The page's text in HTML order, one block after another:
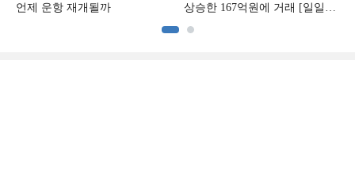
언제 운항 재개될까
상승한 167억원에 거래 [일일